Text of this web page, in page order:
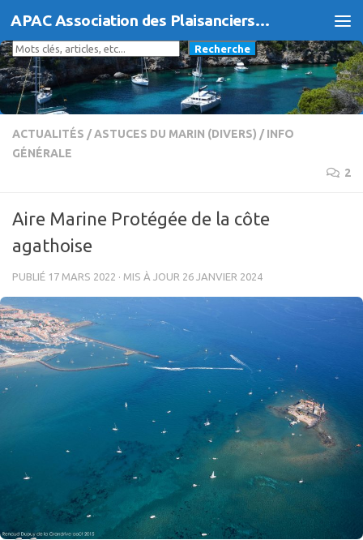
Skip to content APAC Association des Plaisanciers d'Agde et du Cap
Rechercher
Recherche
ACTUALITÉS /ASTUCES DU MARIN (DIVERS) / INFO
GÉNÉRALE
2
Aire Marine Protégée de la côte
agathoise
PUBLIÉ 17 MARS 2022 · MIS À JOUR 26 JANVIER 2024